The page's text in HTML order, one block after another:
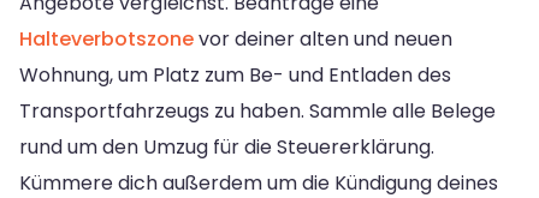
Halteverbotszonevor deiner alten und neuen
Wohnung, um Platz zum Be- und Entladen des
Transportfahrzeugs zu haben. Sammle alle Belege
rund um den Umzug für die Steuererklärung.
Kümmere dich außerdem um die Kündigung deines